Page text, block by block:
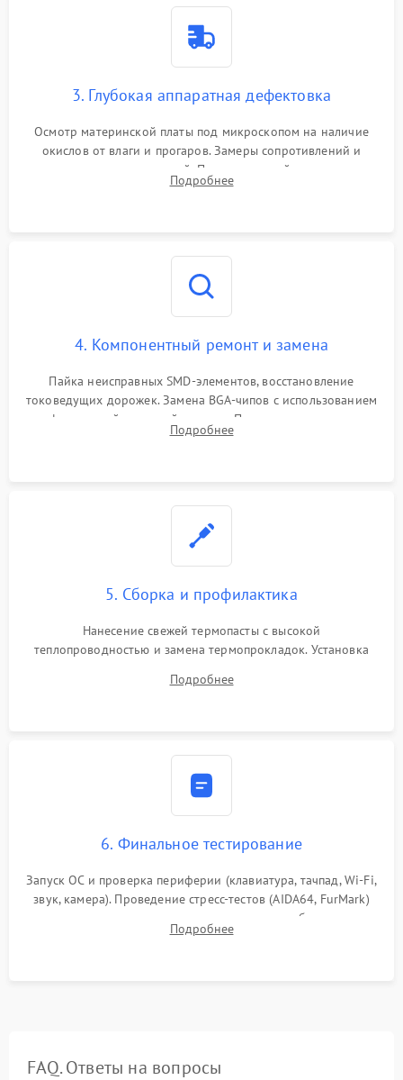
3. Глубокая аппаратная дефектовка
Осмотр материнской платы под микроскопом на наличие
окислов от влаги и прогаров. Замеры сопротивлений и
дежурных напряжений. Проверка цепей питания,
мультиконтроллера, процессора и видеочипа.
Подробнее
4. Компонентный ремонт и замена
Пайка неисправных SMD-элементов, восстановление
токоведущих дорожек. Замена BGA-чипов с использованием
инфракрасной паяльной станции. Прошивка микросхемы
BIOS или замена поврежденных портов USB
Подробнее
5. Сборка и профилактика
Нанесение свежей термопасты с высокой
теплопроводностью и замена термопрокладок. Установка
шлейфов, модулей памяти и накопителей. Предварительная
Подробнее
6. Финальное тестирование
Запуск ОС и проверка периферии (клавиатура, тачпад, Wi-Fi,
звук, камера). Проведение стресс-тестов (AIDA64, FurMark)
для контроля температурного режима и стабильности
системы под пиковой нагрузкой.
Подробнее
FAQ. Ответы на вопросы